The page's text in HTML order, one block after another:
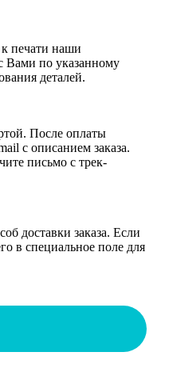
к печати наши
Вами по указанному
деталей.
После оплаты
с описанием заказа.
письмо с трек-
доставки заказа. Если
в специальное поле для